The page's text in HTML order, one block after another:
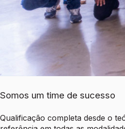
Somos um time de sucesso
Qualificação completa desde o